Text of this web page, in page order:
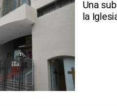
Una
la